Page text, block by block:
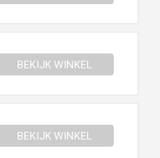
BEKIJK WINKEL
BEKIJK WINKEL